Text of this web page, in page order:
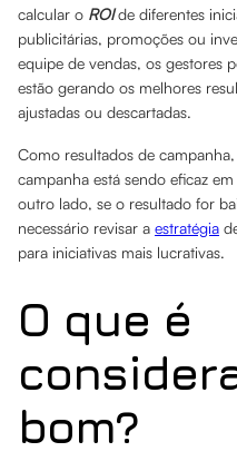
calcular o ROIde diferentes
publicitárias, promoções ou
equipe de vendas, os gestores
estão gerando os melhores
ajustadas ou descartadas.
Como resultados de
campanha está sendo eficaz
outro lado, se o resultado for
necessário revisar a estratégia
para iniciativas mais lucrativas.
O que é
bom?